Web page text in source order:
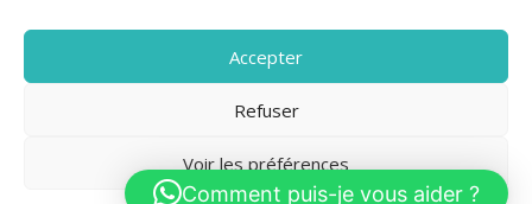
Accepter
Refuser
Voir les préférences
2020-2023 Riviera Immo - Tous Droits réservés -Mentions Légales
Comment puis-je vous aider ?